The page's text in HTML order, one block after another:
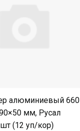
алюминиевый 660
мм, Русал
(12 уп/кор)